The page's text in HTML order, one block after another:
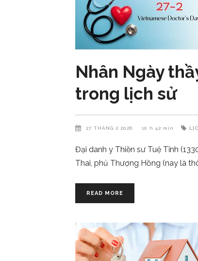
Nhân Ngày
trong lịch sử
27 THÁNG 2 2026 10 h 42 min
Đại danh y Thiền sư Tuệ Tĩnh
Thai, phủ Thượng Hồng (nay là
READ MORE